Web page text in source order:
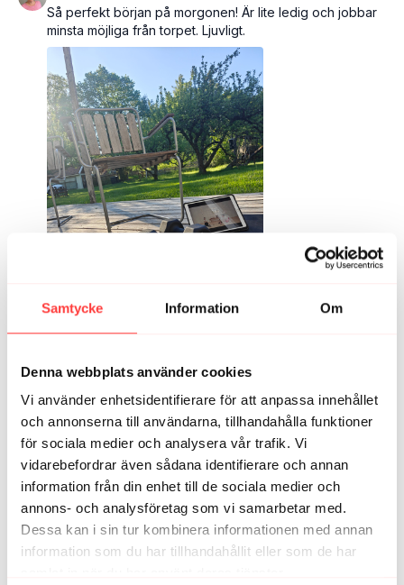
Samtycke Information Om
Denna webbplats använder cookies
Vi använder enhetsidentifierare för att anpassa innehållet
och annonserna till användarna, tillhandahålla funktioner
för sociala medier och analysera vår trafik. Vi
vidarebefordrar även sådana identifierare och annan
information från din enhet till de sociala medier och
annons- och analysföretag som vi samarbetar med.
Dessa kan i sin tur kombinera informationen med annan
information som du har tillhandahållit eller som de har
Så perfekt början på morgonen! Är lite ledig och jobbar
minsta möjliga från torpet. Ljuvligt.
1
Anna B. mars 15
Jättebra pass!
2
Karolina J. mars 14
Så bra! 🌟
1